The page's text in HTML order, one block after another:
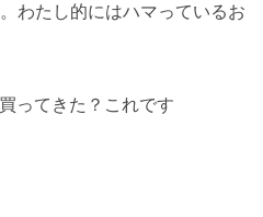
わたし的にはハマっているお
ってきた？これです